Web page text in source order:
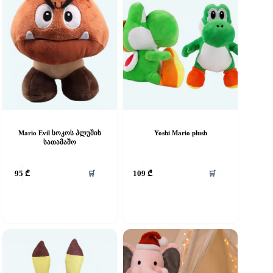
Mario Evil სოკოს პლუშის
სათამაშო
95 ₾ 🛒
Yoshi Mario plush
109₾ 🛒
product
options
may
chosen